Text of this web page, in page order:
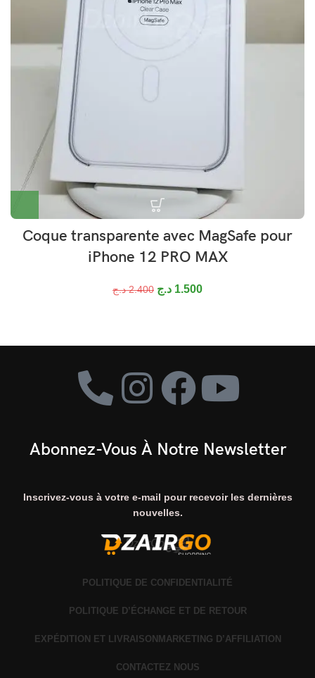
Coque transparente avec MagSafe pour
iPhone 12 PRO MAX
2.400 د.ج 1.500 د.ج
Abonnez-Vous À Notre Newsletter
Inscrivez-vous à votre e-mail pour recevoir les dernières
nouvelles.
POLITIQUE DE CONFIDENTIALITÉ
POLITIQUE D’ÉCHANGE ET DE RETOUR
EXPÉDITION ET LIVRAISON MARKETING D’AFFILIATION
CONTACTEZ NOUS